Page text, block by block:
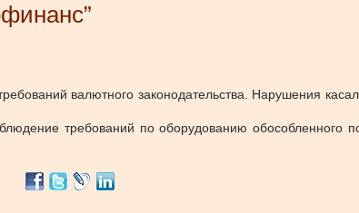
валютного законодательства. Нарушения
требований по оборудованию обособленного